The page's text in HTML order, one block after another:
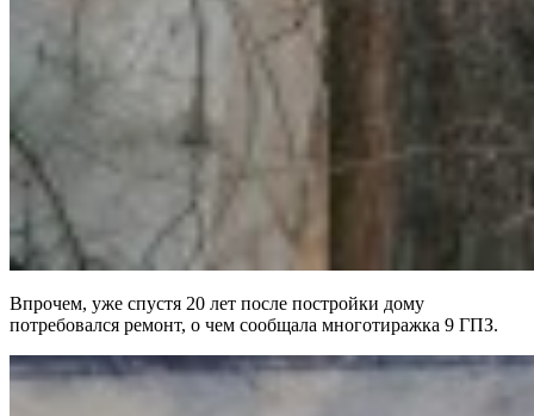
Впрочем, уже спустя 20 лет после постройки дому
потребовался ремонт, о чем сообщала многотиражка 9 ГПЗ.